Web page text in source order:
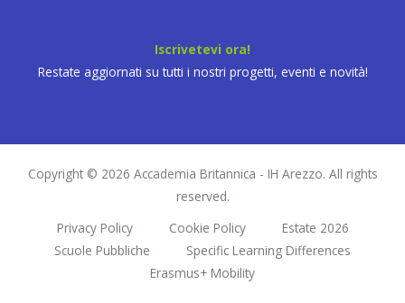
Iscrivetevi ora!
Restate aggiornati su tutti i nostri progetti, eventi e novità!
Copyright © 2026 Accademia Britannica - IH Arezzo. All rights
reserved.
Privacy Policy
Cookie Policy
Estate 2026
Scuole Pubbliche
Specific Learning Differences
Erasmus+ Mobility